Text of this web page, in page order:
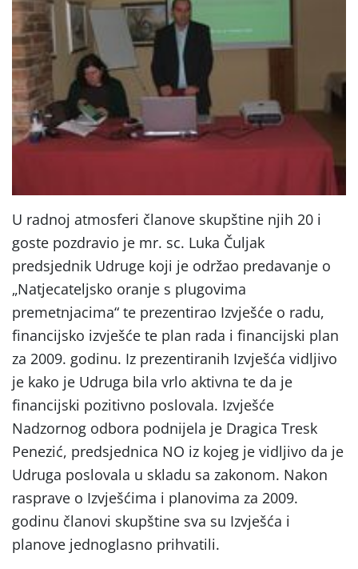
U radnoj atmosferi članove skupštine njih 20 i
goste pozdravio je mr. sc. Luka Čuljak
predsjednik Udruge koji je održao predavanje o
„Natjecateljsko oranje s plugovima
premetnjacima“ te prezentirao Izvješće o radu,
financijsko izvješće te plan rada i financijski plan
za 2009. godinu. Iz prezentiranih Izvješća vidljivo
je kako je Udruga bila vrlo aktivna te da je
financijski pozitivno poslovala. Izvješće
Nadzornog odbora podnijela je Dragica Tresk
Penezić, predsjednica NO iz kojeg je vidljivo da je
Udruga poslovala u skladu sa zakonom. Nakon
rasprave o Izvješćima i planovima za 2009.
godinu članovi skupštine sva su Izvješća i
planove jednoglasno prihvatili.